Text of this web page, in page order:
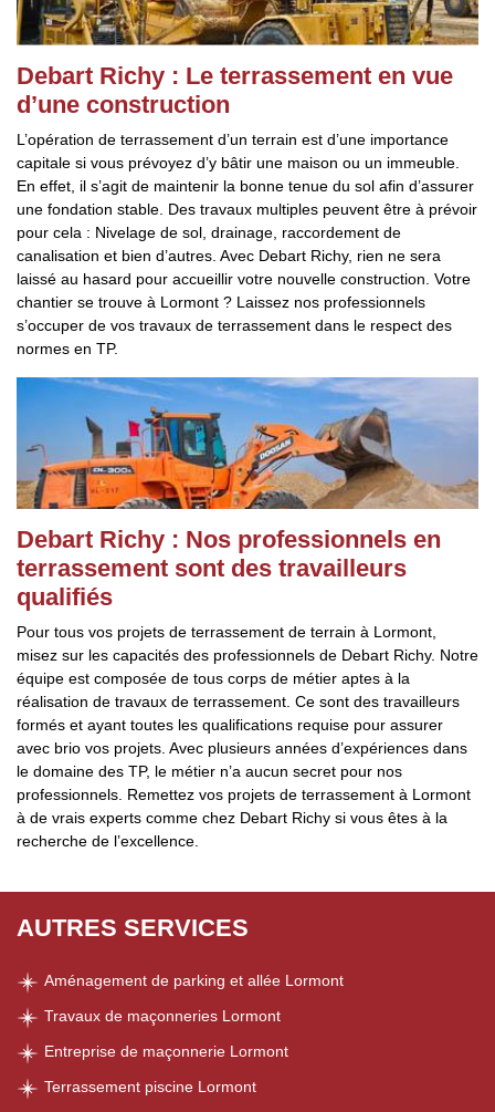
Debart Richy : Le terrassement en vue
d’une construction
L’opération de terrassement d’un terrain est d’une importance
capitale si vous prévoyez d’y bâtir une maison ou un immeuble.
En effet, il s’agit de maintenir la bonne tenue du sol afin d’assurer
une fondation stable. Des travaux multiples peuvent être à prévoir
pour cela : Nivelage de sol, drainage, raccordement de
canalisation et bien d’autres. Avec Debart Richy, rien ne sera
laissé au hasard pour accueillir votre nouvelle construction. Votre
chantier se trouve à Lormont ? Laissez nos professionnels
s’occuper de vos travaux de terrassement dans le respect des
normes en TP.
Debart Richy : Nos professionnels en
terrassement sont des travailleurs
qualifiés
Pour tous vos projets de terrassement de terrain à Lormont,
misez sur les capacités des professionnels de Debart Richy. Notre
équipe est composée de tous corps de métier aptes à la
réalisation de travaux de terrassement. Ce sont des travailleurs
formés et ayant toutes les qualifications requise pour assurer
avec brio vos projets. Avec plusieurs années d’expériences dans
le domaine des TP, le métier n’a aucun secret pour nos
professionnels. Remettez vos projets de terrassement à Lormont
à de vrais experts comme chez Debart Richy si vous êtes à la
recherche de l’excellence.
AUTRES SERVICES
Aménagement de parking et allée Lormont
Travaux de maçonneries Lormont
Entreprise de maçonnerie Lormont
Terrassement piscine Lormont